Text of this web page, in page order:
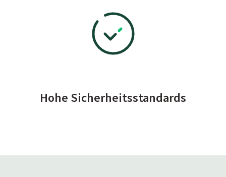
Hohe Sicherheitsstandards